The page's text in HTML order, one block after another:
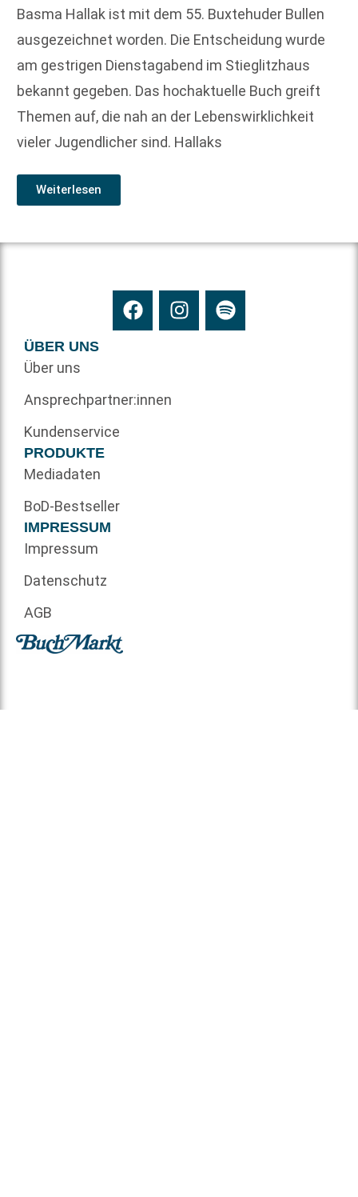
Basma Hallak ist mit dem 55. Buxtehuder Bullen
ausgezeichnet worden. Die Entscheidung wurde
am gestrigen Dienstagabend im Stieglitzhaus
bekannt gegeben. Das hochaktuelle Buch greift
Themen auf, die nah an der Lebenswirklichkeit
vieler Jugendlicher sind. Hallaks
Weiterlesen
ÜBER UNS
Über uns
Ansprechpartner:innen
Kundenservice
PRODUKTE
Mediadaten
BoD-Bestseller
IMPRESSUM
Impressum
Datenschutz
AGB